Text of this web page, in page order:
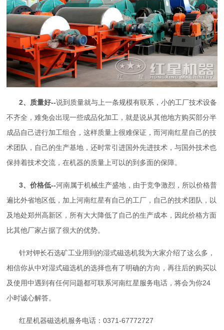
2、质量好--说到质量就与上一条规模有联系，小的工厂技术设备
不齐全，难免会出现一些成品化加工，就是说从其他地方购买部分半
成品自己进行加工组合，这样质量上很难保证，而河南红星自己的技
术团队，自己的生产基地，还时常引进国外先进技术，与国外技术也
保持着技术交流，在机器的质量上可以的到 多面的保障。
3、价格低--河南属于机械生产盛地，由于竞争激烈，所以价格普
遍比外省地区低，加上河南红星有自己的工厂，自己的技术团队，以
及地处郑州高新区，所有大大降低了自己的生产成本，因此价格方面
比其他厂家占据了很大的优势。
针对钾长石选矿工业用到的湿式磁选机我为大家介绍了这么多，
相信你从中对湿式磁选机的选择也有了明确的方向，再往后的购买以
及使用中遇到有任何问题都可联系河南红星服务电话，将会为你24
小时诚心解答。
红星机器磁选机服务电话：0371-67772727